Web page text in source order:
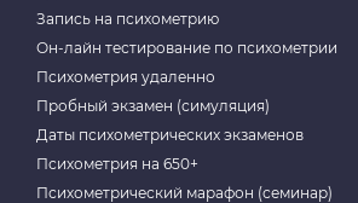
Запись на психометрию
Он-лайн тестирование по психометрии
Психометрия удаленно
Пробный экзамен (симуляция)
Даты психометрических экзаменов
Психометрия на 650+
Психометрический марафон (семинар)